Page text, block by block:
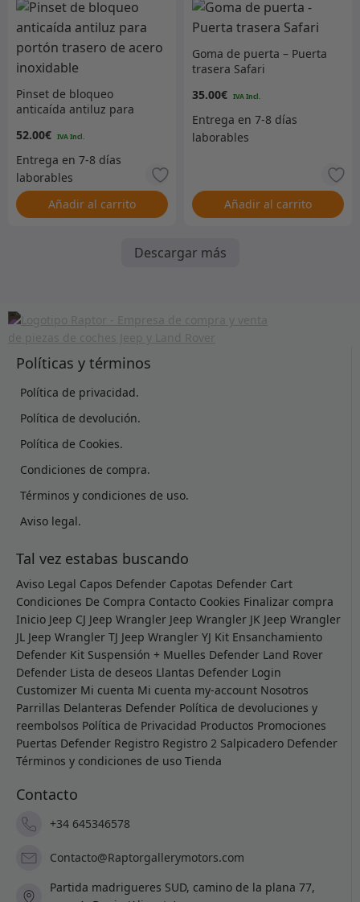
Pinset de bloqueo
anticaída antiluz para
inoxidable
52.00€
Añadir al carrito
Goma de puerta – Puerta
trasera Safari
35.00€
Añadir al carrito
Descargar más
Políticas y términos
Política de privacidad.
Política de devolución.
Política de Cookies.
Condiciones de compra.
Términos y condiciones de uso.
Aviso legal.
Tal vez estabas buscando
Aviso Legal Capos Defender Capotas Defender Cart
Condiciones De Compra Contacto Cookies Finalizar compra
Inicio Jeep CJ Jeep Wrangler Jeep Wrangler JK Jeep Wrangler
JL Jeep Wrangler TJ Jeep Wrangler YJ Kit Ensanchamiento
Defender Kit Suspensión + Muelles Defender Land Rover
Defender Lista de deseos Llantas Defender Login
Customizer Mi cuenta Mi cuenta my-account Nosotros
Parrillas Delanteras Defender Política de devoluciones y
reembolsos Política de Privacidad Productos Promociones
Puertas Defender Registro Registro 2 Salpicadero Defender
Términos y condiciones de uso Tienda
Contacto
+34 645346578
Contacto@Raptorgallerymotors.com
Partida madrigueres SUD, camino de la plana 77,